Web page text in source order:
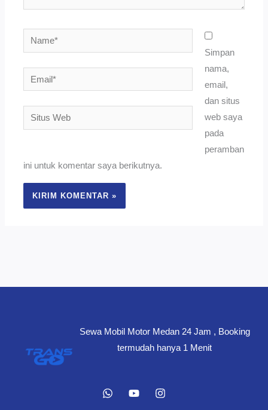
Name*
Email*
Situs
Web
Simpan
nama,
email,
dan situs
web saya
pada
peramban
ini untuk komentar saya berikutnya.
Sewa Mobil Motor Medan 24 Jam , Booking
termudah hanya 1 Menit